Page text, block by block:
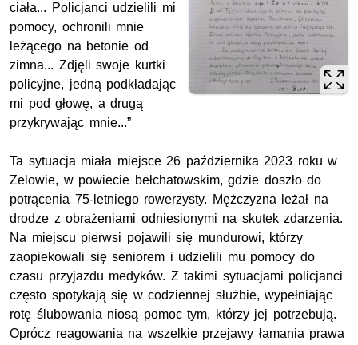
ciała... Policjanci udzielili mi
pomocy, ochronili mnie
leżącego na betonie od
zimna... Zdjęli swoje kurtki
policyjne, jedną podkładając
mi pod głowę, a drugą
przykrywając mnie...”
Ta sytuacja miała miejsce 26 października 2023 roku w
Zelowie, w powiecie bełchatowskim, gdzie doszło do
potrącenia 75-letniego rowerzysty. Mężczyzna leżał na
drodze z obrażeniami odniesionymi na skutek zdarzenia.
Na miejscu pierwsi pojawili się mundurowi, którzy
zaopiekowali się seniorem i udzielili mu pomocy do
czasu przyjazdu medyków. Z takimi sytuacjami policjanci
często spotykają się w codziennej służbie, wypełniając
rotę ślubowania niosą pomoc tym, którzy jej potrzebują.
Oprócz reagowania na wszelkie przejawy łamania prawa